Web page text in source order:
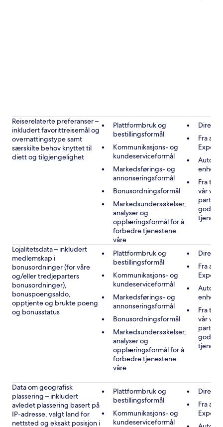
Reiserelaterte preferanser –
inkludert favorittreisemål og
overnattingstype samt
særskilte behov knyttet til
diett og tilgjengelighet
Plattformbruk og
bestillingsformål
Kommunikasjons- og
kundeserviceformål
Markedsførings- og
annonseringsformål
Bonusordningsformål
Markedsundersøkelser,
analyser og
opplæringsformål for å
forbedre tjenestene
våre
Fra
Fra
vår
Lojalitetsdata – inkludert
medlemskap i
bonusordninger (for våre
og/eller tredjeparters
bonusordninger),
bonuspoengsaldo,
opptjente og brukte poeng
og bonusstatus
Plattformbruk og
bestillingsformål
Kommunikasjons- og
kundeserviceformål
Markedsførings- og
annonseringsformål
Bonusordningsformål
Markedsundersøkelser,
analyser og
opplæringsformål for å
forbedre tjenestene
våre
Fra
Fra
vår
Data om geografisk
plassering – inkludert
avledet plassering basert på
IP-adresse, valgt land for
nettsted og eksakt posisjon i
Plattformbruk og
bestillingsformål
Kommunikasjons- og
kundeserviceformål
Fra